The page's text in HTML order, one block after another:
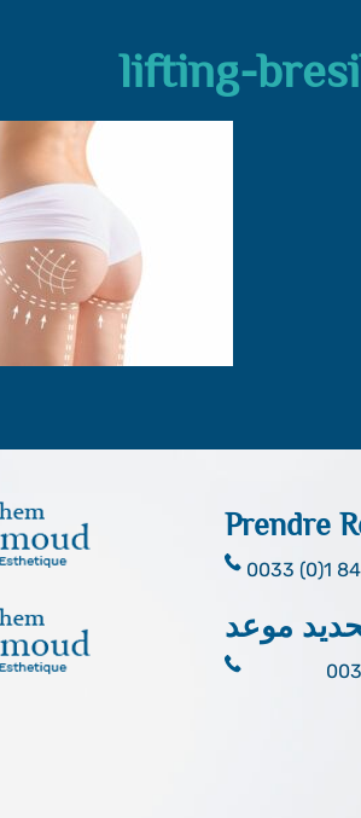
lifting-
Prendre
0033 (0)1
موعد